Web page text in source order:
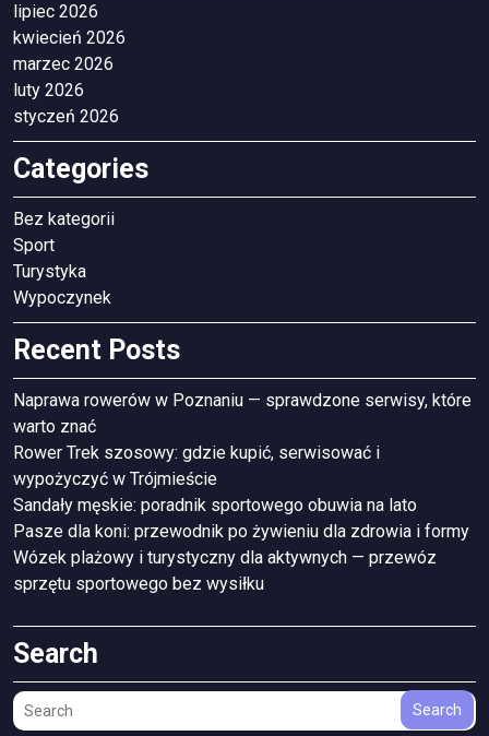
lipiec 2026
kwiecień 2026
marzec 2026
luty 2026
styczeń 2026
Categories
Bez kategorii
Sport
Turystyka
Wypoczynek
Recent Posts
Naprawa rowerów w Poznaniu — sprawdzone serwisy, które
warto znać
Rower Trek szosowy: gdzie kupić, serwisować i
wypożyczyć w Trójmieście
Sandały męskie: poradnik sportowego obuwia na lato
Pasze dla koni: przewodnik po żywieniu dla zdrowia i formy
Wózek plażowy i turystyczny dla aktywnych — przewóz
sprzętu sportowego bez wysiłku
Search
Search